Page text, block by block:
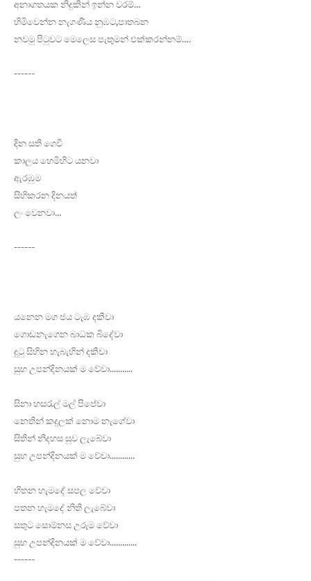
අනාගතයක නිදුකින් ඉන්න වරම්…
හිමිවෙන්න නැගණිය නුඹට,පාතබන
නවමු පිටුවට මෙලෙස පැතුමන් එක්කරන්නම්….
------
දින සති ගෙවී
කාලය හෙමිහිට යනවා
ඇරඹුම
සිහිකරන දිනයත්
ලං වෙනවා…
------
යනෙන මග ජය ටැඹ දකීවා
ගොඩනැගෙන බාධක බිදේවා
දුටු සිහින හැබැහින් දකීවා
සුභ උපන්දිනයක් ම වේවා...........
සිනා හසරැල් මල් පිපේවා
නෙතින් කදුලක් නොම නැගේවා
සිතින් නිදහස සුව ලැබේවා
සුභ උපන්දිනයක් ම වේවා............
හිතන හැමදේ සපල වේවා
පතන හැමදේ නිති ලැබේවා
සතුට සොම්නස උරුම වේවා
සුභ උපන්දිනයක් ම වේවා.............
------